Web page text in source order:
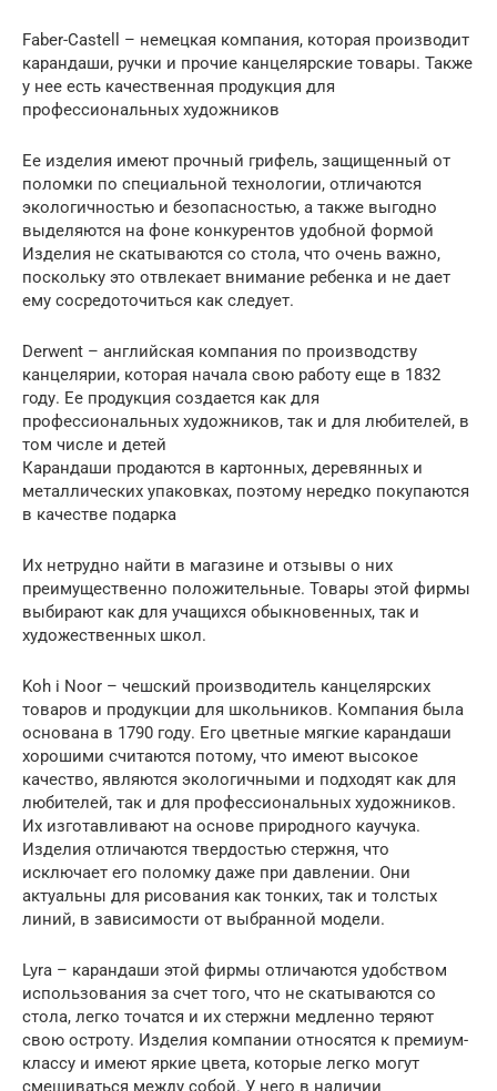
Faber-Castell – немецкая компания, которая производит
карандаши, ручки и прочие канцелярские товары. Также
у нее есть качественная продукция для
профессиональных художников
Ее изделия имеют прочный грифель, защищенный от
поломки по специальной технологии, отличаются
экологичностью и безопасностью, а также выгодно
выделяются на фоне конкурентов удобной формой
Изделия не скатываются со стола, что очень важно,
поскольку это отвлекает внимание ребенка и не дает
ему сосредоточиться как следует.
Derwent – английская компания по производству
канцелярии, которая начала свою работу еще в 1832
году. Ее продукция создается как для
профессиональных художников, так и для любителей, в
том числе и детей
Карандаши продаются в картонных, деревянных и
металлических упаковках, поэтому нередко покупаются
в качестве подарка
Их нетрудно найти в магазине и отзывы о них
преимущественно положительные. Товары этой фирмы
выбирают как для учащихся обыкновенных, так и
художественных школ.
Koh i Noor – чешский производитель канцелярских
товаров и продукции для школьников. Компания была
основана в 1790 году. Его цветные мягкие карандаши
хорошими считаются потому, что имеют высокое
качество, являются экологичными и подходят как для
любителей, так и для профессиональных художников.
Их изготавливают на основе природного каучука.
Изделия отличаются твердостью стержня, что
исключает его поломку даже при давлении. Они
актуальны для рисования как тонких, так и толстых
линий, в зависимости от выбранной модели.
Lyra – карандаши этой фирмы отличаются удобством
использования за счет того, что не скатываются со
стола, легко точатся и их стержни медленно теряют
свою остроту. Изделия компании относятся к премиум-
классу и имеют яркие цвета, которые легко могут
смешиваться между собой. У него в наличии